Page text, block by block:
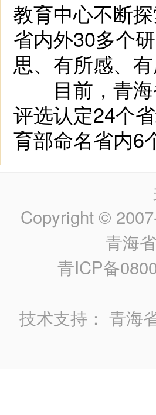
教育中心不断
省内外30多个
思、有所感、
目前，青海
评选认定24个
育部命名省内6
Copyright ©
青海
青ICP备
技术支持：青海